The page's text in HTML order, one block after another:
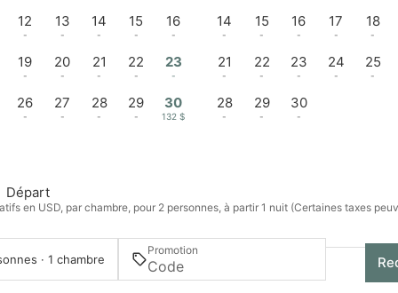
12
-
13
-
14
-
15
-
16
-
19
-
20
-
21
-
22
-
23
-
26
-
27
-
28
-
29
-
30
132 $
14
-
15
-
16
-
17
-
18
-
21
-
22
-
23
-
24
-
25
-
28
-
29
-
30
-
Départ
en USD, par chambre, pour 2 personnes, à partir 1 nuit (Certaines taxes
· 1 chambre
Promotion